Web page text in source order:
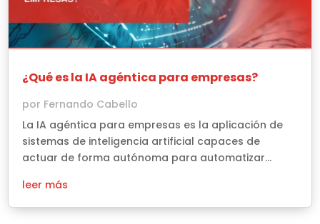
¿Qué es la IA agéntica para empresas?
por Fernando Cabello
La IA agéntica para empresas es la aplicación de
sistemas de inteligencia artificial capaces de
actuar de forma autónoma para automatizar...
leer más